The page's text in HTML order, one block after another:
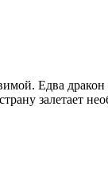
Едва
залетает